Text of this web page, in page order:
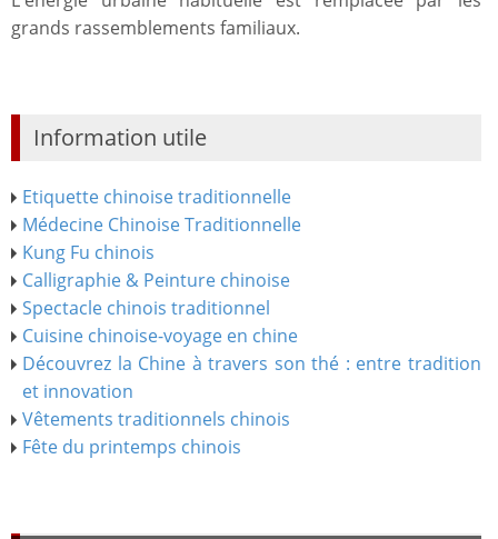
grands rassemblements familiaux.
Information utile
Etiquette chinoise traditionnelle
Médecine Chinoise Traditionnelle
Kung Fu chinois
Calligraphie & Peinture chinoise
Spectacle chinois traditionnel
Cuisine chinoise-voyage en chine
Découvrez la Chine à travers son thé : entre tradition
et innovation
Vêtements traditionnels chinois
Fête du printemps chinois